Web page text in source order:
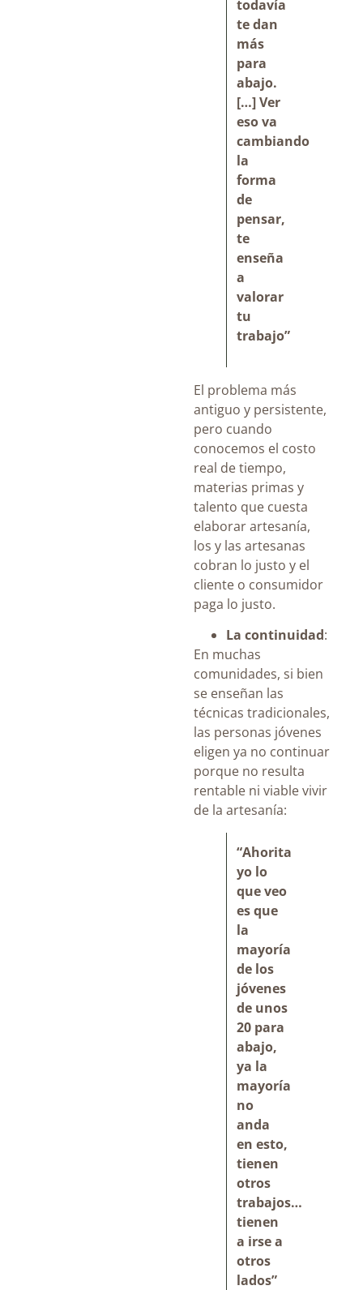
todavía
te dan
más
para
abajo.
[…] Ver
eso va
cambiando
la
forma
de
pensar,
te
enseña
a
valorar
tu
trabajo”
El problema más
antiguo y persistente,
pero cuando
conocemos el costo
real de tiempo,
materias primas y
talento que cuesta
elaborar artesanía,
los y las artesanas
cobran lo justo y el
cliente o consumidor
paga lo justo.
La continuidad:
En muchas
comunidades, si bien
se enseñan las
técnicas tradicionales,
las personas jóvenes
eligen ya no continuar
porque no resulta
rentable ni viable vivir
de la artesanía:
“Ahorita
yo lo
que veo
es que
la
mayoría
de los
jóvenes
de unos
20 para
abajo,
ya la
mayoría
no
anda
en esto,
tienen
otros
trabajos…
tienen
a irse a
otros
lados”